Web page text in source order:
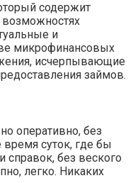
содержит
и
микрофинансовых
исчерпывающие
займов.
оперативно, без
суток, где бы
справок, без веского
легко. Никаких